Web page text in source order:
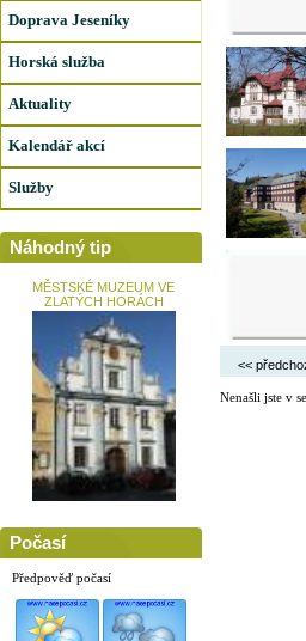
Doprava Jeseníky
Horská služba
Aktuality
Kalendář akcí
Služby
Náhodný tip
MĚSTSKÉ MUZEUM VE
ZLATÝCH HORÁCH
Počasí
Předpověď počasí
<<
Nenašli jste v